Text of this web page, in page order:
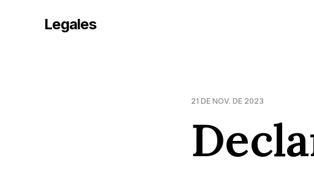
Legales
21 DE NOV. DE 2023